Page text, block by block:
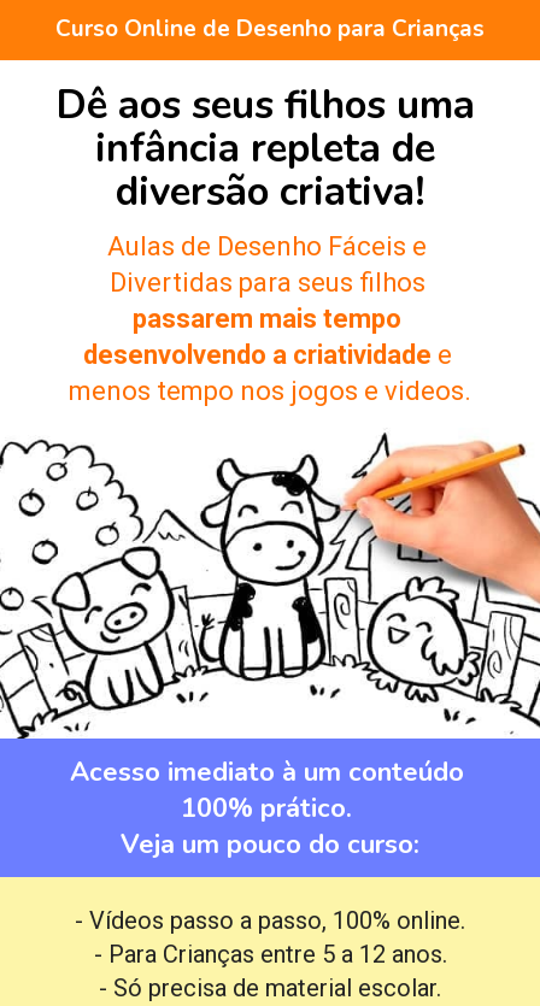
Curso Online de Desenho para Crianças
Dê aos seus filhos uma
infância repleta de
diversão criativa!
Aulas de Desenho Fáceis e
passarem mais tempo
desenvolvendo a criatividade e
menos tempo nos jogos e videos.
Acesso imediato à um conteúdo
100% prático.
Veja um pouco do curso:
- Vídeos passo a passo, 100% online.
- Para Crianças entre 5 a 12 anos.
- Só precisa de material escolar.